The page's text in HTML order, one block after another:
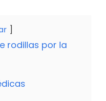
rodillas por la